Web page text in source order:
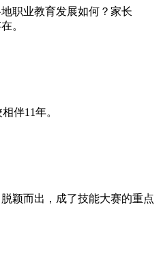
职业教育发展如何？家长
。
伴11年。
颖而出，成了技能大赛的重点